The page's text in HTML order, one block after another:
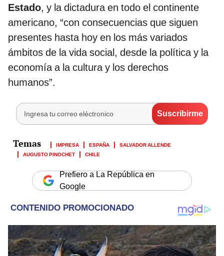
Estado, y la dictadura en todo el continente
americano, “con consecuencias que siguen
presentes hasta hoy en los más variados
ámbitos de la vida social, desde la política y la
economía a la cultura y los derechos
humanos”.
IMPRESA ESPAÑA
SALVADOR ALLENDE
AUGUSTO PINOCHET
CHILE
Prefiero a La República en
Google